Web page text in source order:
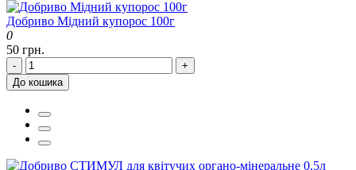
Добриво Мідний купорос 100г
0
50 грн.
-
+
До кошика